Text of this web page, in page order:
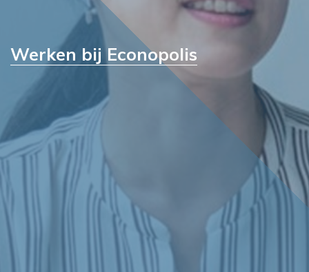
Werken bij Econopolis